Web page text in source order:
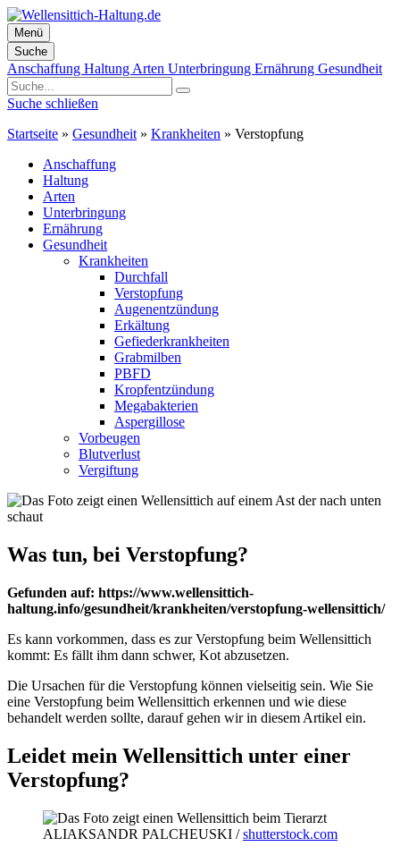
Menü
Suche
Zum
Inhalt
springen
Anschaffung Haltung Arten Unterbringung Ernährung Gesundheit
Suche schließen
Startseite » Gesundheit » Krankheiten » Verstopfung
Anschaffung
Haltung
Arten
Unterbringung
Ernährung
Gesundheit
Krankheiten
Durchfall
Verstopfung
Augenentzündung
Erkältung
Gefiederkrankheiten
Grabmilben
PBFD
Kropfentzündung
Megabakterien
Aspergillose
Vorbeugen
Blutverlust
Vergiftung
Was tun, bei Verstopfung?
Gefunden auf: https://www.wellensittich-
haltung.info/gesundheit/krankheiten/verstopfung-wellensittich/
Es kann vorkommen, dass es zur Verstopfung beim Wellensittich
kommt: Es fällt ihm dann schwer, Kot abzusetzen.
Die Ursachen für die Verstopfung können vielseitig sein. Wie Sie
eine Verstopfung beim Wellensittich erkennen und wie diese
behandelt werden sollte, darauf gehen wir in diesem Artikel ein.
Leidet mein Wellensittich unter einer
Verstopfung?
ALIAKSANDR PALCHEUSKI /shutterstock.com